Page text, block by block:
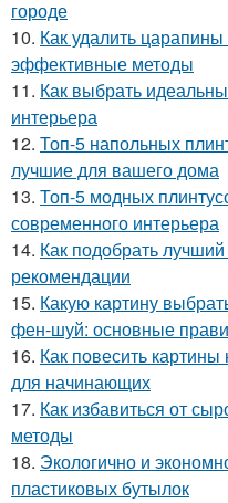
городе
10. Как удалить
эффективные методы
11. Как выбрать
интерьера
12. Топ-5 напольных
лучшие для вашего дома
13. Топ-5 модных
современного интерьера
14. Как подобрать
рекомендации
15. Какую картину
фен-шуй: основные
16. Как повесить
для начинающих
17. Как избавиться от
методы
18. Экологично и
пластиковых бутылок